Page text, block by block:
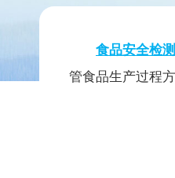
食品安全检
管食品生产过程